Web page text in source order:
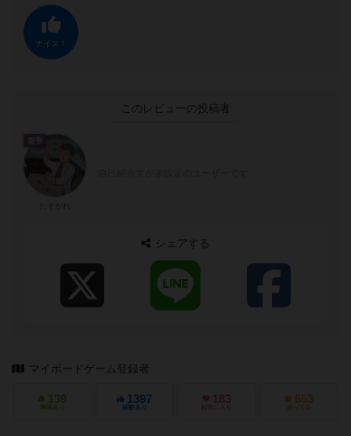
ナイス！
このレビューの投稿者
皇帝
シェアする
マイボードゲーム登録者
139
興味あり
1397
経験あり
183
お気に入り
653
持ってる